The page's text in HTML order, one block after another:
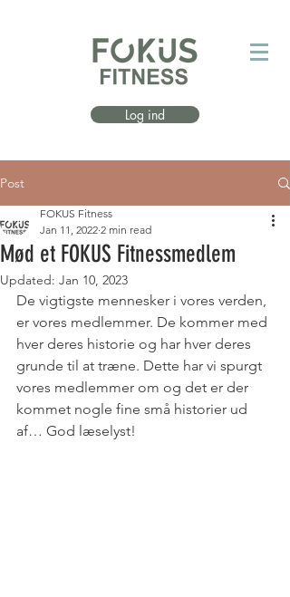
Log ind
Post
Mød et FOKUS Fitnessmedlem
FOKUS Fitness
Jan 11, 2022 2 min read
Updated: Jan 10, 2023
De vigtigste mennesker i vores verden,
er vores medlemmer. De kommer med
hver deres historie og har hver deres
grunde til at træne. Dette har vi spurgt
vores medlemmer om og det er der
kommet nogle fine små historier ud
af… God læselyst!